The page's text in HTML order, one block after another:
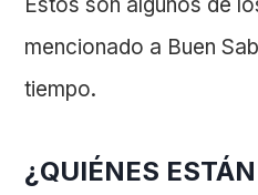
mencionado a Buen
tiempo.
¿QUIÉNES